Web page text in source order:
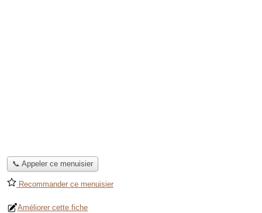
📞 Appeler ce menuisier
Recommander ce menuisier
Améliorer cette fiche